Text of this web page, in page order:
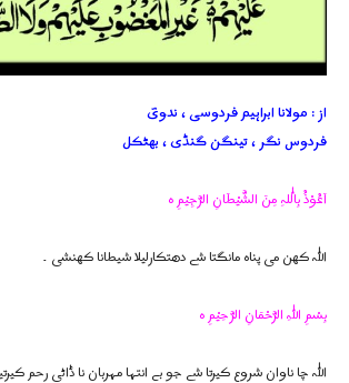
از : مولانا ابراہیم فردوسی ، ندویؔ
فردوس نگر ، تینگن گنڈی ، بھٹکل
اَعُوْذُ بِالّٰلہِ مِنَ الشَّیْطَانِ الرَّجِیْمِ ہ
اللہ کھن می پناہ مانگتا شے دھتکارلیلا شیطانا کھنشی ۔
بِسْمِ اللہِ الرَّحْمَانِ الرَّحِیْمِ ہ
اللہ چا ناوان شروع کیرتا شے جو بے انتہا مہربان نا ڈاٹی رحم